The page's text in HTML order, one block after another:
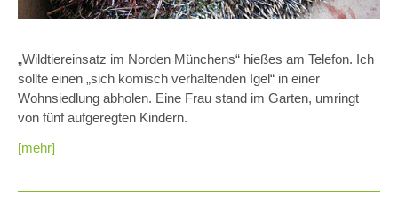
„Wildtiereinsatz im Norden Münchens“ hießes am Telefon. Ich
sollte einen „sich komisch verhaltenden Igel“ in einer
Wohnsiedlung abholen. Eine Frau stand im Garten, umringt
von fünf aufgeregten Kindern.
[mehr]